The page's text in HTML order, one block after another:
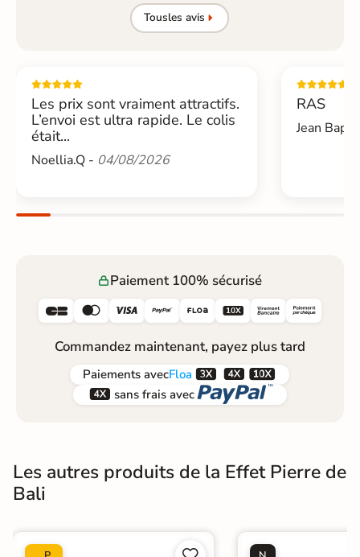
Tousles avis
Les prix sont vraiment attractifs.
L’envoi est ultra rapide. Le colis
était...
Noellia.Q - 04/08/2026
RAS
Jean
Paiement 100% sécurisé
     
Commandez maintenant, payez plus tard
Paiements avecFloa  
 sans frais avec 
Les autres produits de la Effet Pierre de
Bali